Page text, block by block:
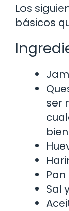
Los
básicos
ser
Sal